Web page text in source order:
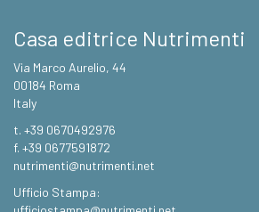
Casa editrice Nutrimenti
Via Marco Aurelio, 44
00184 Roma
Italy
t. +39 0670492976
f. +39 0677591872
nutrimenti@nutrimenti.net
Ufficio Stampa: